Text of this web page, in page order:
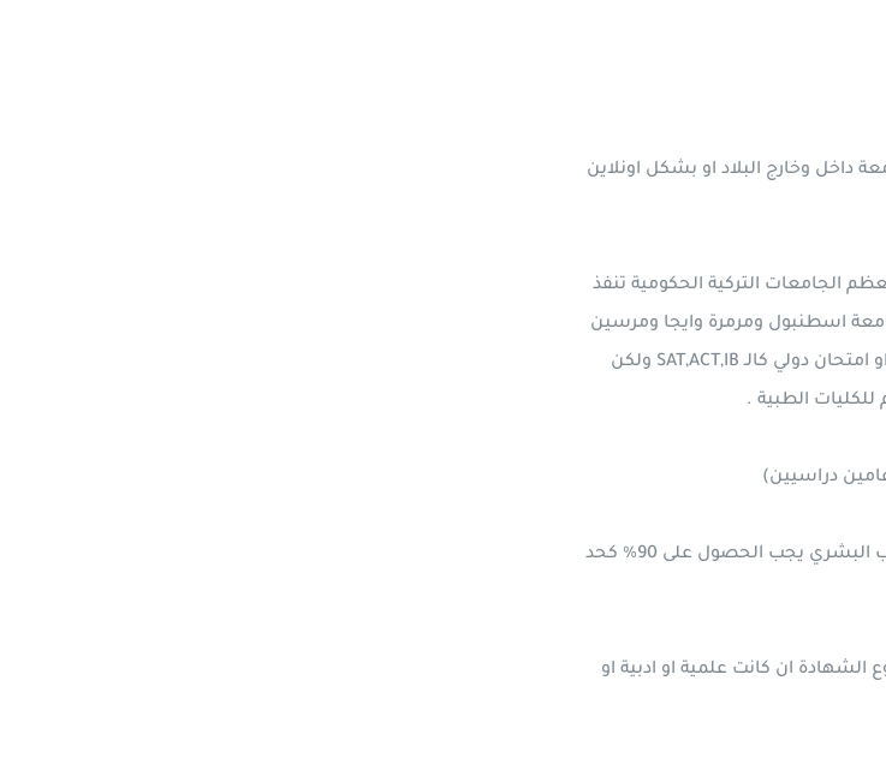
داخل وخارج البلاد او بشكل اونلاين
الجامعات التركية الحكومية تنفذ
اسطنبول ومرمرة وايجا ومرسين
وغيرها من الجامعات وفي البعض الاخر يمكن التقديم من خلال معدل الثانوية العامة او امتحان دولي كالـ SAT,ACT,IB ولكن
الطبية .
دراسيين)
غالبا تكون حد النجاح في الامتحان 40% وهناك جامعات تضع شرط للكليات مثلا للطب البشري يجب الحصول على 90% كحد
ان كانت علمية او ادبية او